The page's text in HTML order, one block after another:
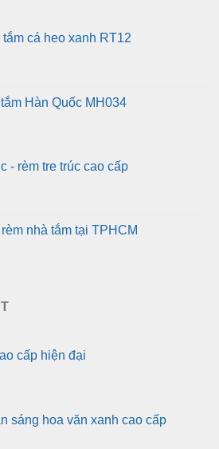
tắm cá heo xanh RT12
Hàn Quốc MH034
- rèm tre trúc cao cấp
nhà tắm tại TPHCM
cấp hiện đại
sáng hoa văn xanh cao cấp